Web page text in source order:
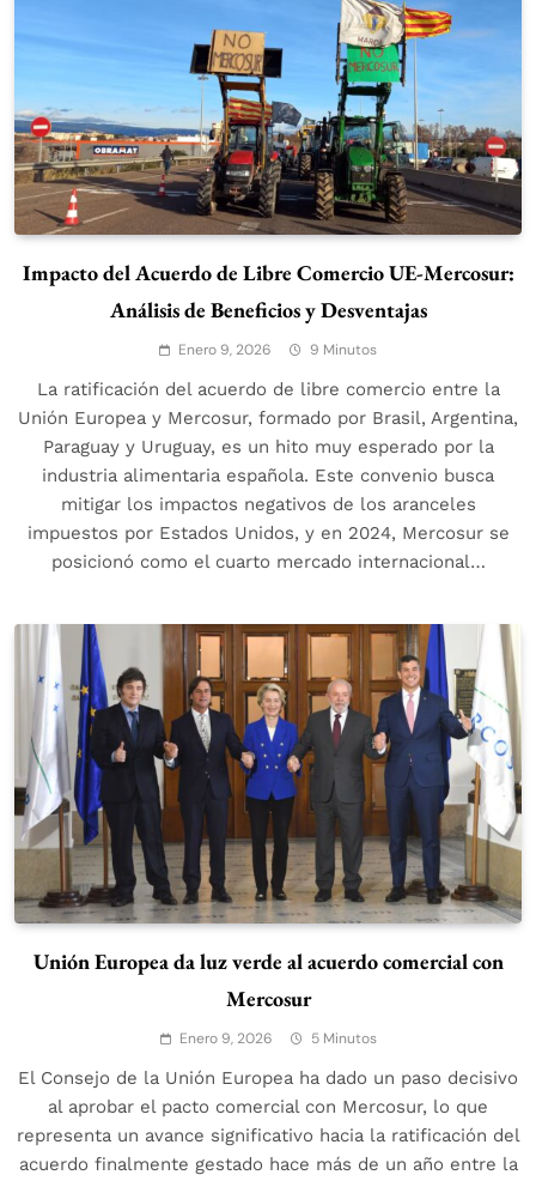
Impacto del Acuerdo de Libre Comercio UE-Mercosur:
Análisis de Beneficios y Desventajas
Enero 9, 2026 9 Minutos
La ratificación del acuerdo de libre comercio entre la
Unión Europea y Mercosur, formado por Brasil, Argentina,
Paraguay y Uruguay, es un hito muy esperado por la
industria alimentaria española. Este convenio busca
mitigar los impactos negativos de los aranceles
impuestos por Estados Unidos, y en 2024, Mercosur se
posicionó como el cuarto mercado internacional…
Unión Europea da luz verde al acuerdo comercial con
Mercosur
Enero 9, 2026 5 Minutos
El Consejo de la Unión Europea ha dado un paso decisivo
al aprobar el pacto comercial con Mercosur, lo que
representa un avance significativo hacia la ratificación del
acuerdo finalmente gestado hace más de un año entre la